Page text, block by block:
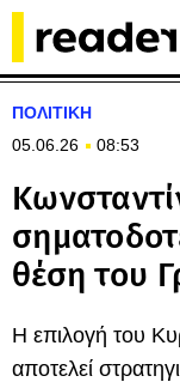
ΠΟΛΙΤΙΚΗ
05.06.26
08:53
θέση του
Η επιλογή του
αποτελεί